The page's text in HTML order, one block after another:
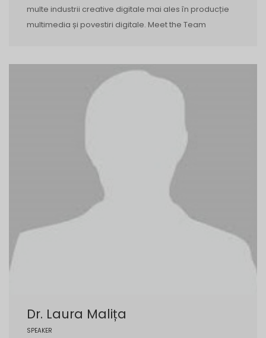
multe industrii creative digitale mai ales în producție
multimedia și povestiri digitale. Meet the Team
Dr. Laura Malița
SPEAKER